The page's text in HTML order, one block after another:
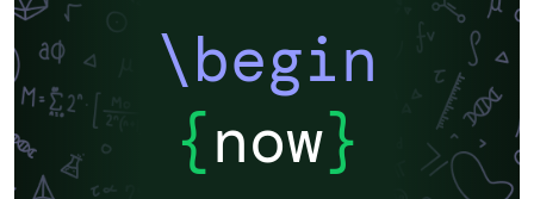
\begin
{now}